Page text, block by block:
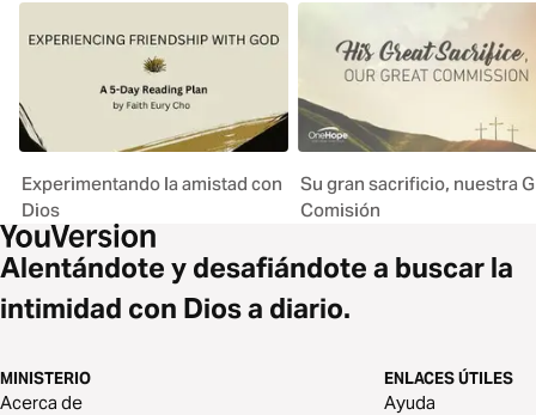
Experimentando la amistad con
Dios
Su gran sacrificio, nuestra
Comisión
Alentándote y desafiándote a buscar la
intimidad con Dios a diario.
MINISTERIO
Acerca de
ENLACES ÚTILES
Ayuda